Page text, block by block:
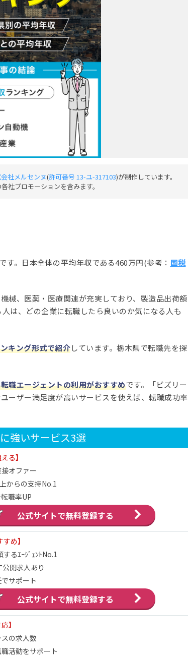
社メルセンヌ(許可番号 13-ユ-317103)が制作しています。
社プロモーションを含みます。
。日本全体の平均年収である460万円(参考： 国税
械、医薬・医療関連が充実しており、製造品出荷額
は、どの企業に転職したら良いのか気になる人も
キング形式で紹介しています。栃木県で転職先を探
職エージェントの利用がおすすめです。「ビズリー
ーザー満足度が高いサービスを使えば、転職成功率
強いサービス3選
る】
オファー
からの支持No.1
職率UP
公式サイトで無料登録する
め】
るｴｰｼﾞｪﾝﾄNo.1
公開求人あり
サポート
公式サイトで無料登録する
】
の求人数
活動をサポート